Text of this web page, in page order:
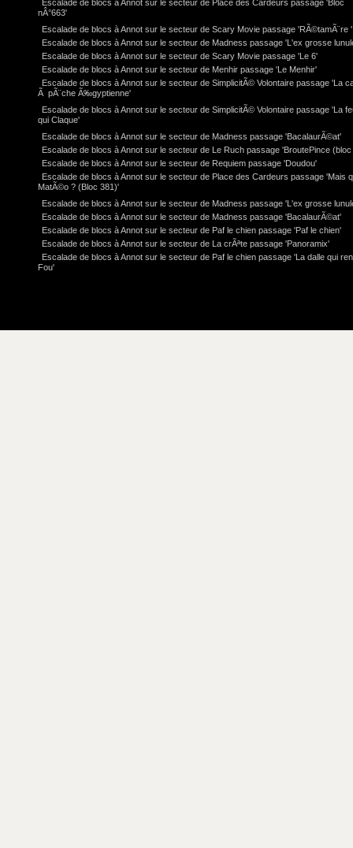
Escalade de blocs à Annot sur le secteur de Place des Cardeurs passage 'Bloc
nÂ°663'
Escalade de blocs à Annot sur le secteur de Scary Movie passage 'RÃ©tamÃ¨re '
Escalade de blocs à Annot sur le secteur de Madness passage 'L'ex grosse
Escalade de blocs à Annot sur le secteur de Scary Movie passage 'Le 6'
Escalade de blocs à Annot sur le secteur de Menhir passage 'Le Menhir'
Escalade de blocs à Annot sur le secteur de SimplicitÃ© Volontaire passage 'La
Ã pÃ¨che Ã‰gyptienne'
Escalade de blocs à Annot sur le secteur de SimplicitÃ© Volontaire passage 'La
qui Claque'
Escalade de blocs à Annot sur le secteur de Madness passage 'BacalaurÃ©at'
Escalade de blocs à Annot sur le secteur de Le Ruch passage 'BroutePince (bloc
Escalade de blocs à Annot sur le secteur de Requiem passage 'Doudou'
Escalade de blocs à Annot sur le secteur de Place des Cardeurs passage 'Mais
MatÃ©o ? (Bloc 381)'
Escalade de blocs à Annot sur le secteur de Madness passage 'L'ex grosse
Escalade de blocs à Annot sur le secteur de Madness passage 'BacalaurÃ©at'
Escalade de blocs à Annot sur le secteur de Paf le chien passage 'Paf le chien'
Escalade de blocs à Annot sur le secteur de La crÃªte passage 'Panoramix'
Escalade de blocs à Annot sur le secteur de Paf le chien passage 'La dalle qui
Fou'